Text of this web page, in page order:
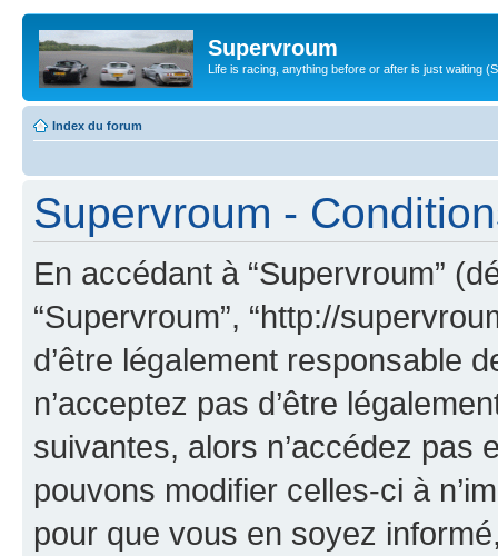
Supervroum
Life is racing, anything before or after is just waiting
Index du forum
Supervroum -
En accédant à “Supervroum”
“Supervroum”, “http://
d’être légalement responsable
n’acceptez pas d’être
suivantes, alors n’accédez pas
pouvons modifier celles-ci à
pour que vous en soyez